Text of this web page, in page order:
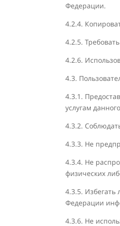
Федерации.
4.2.4.
4.2.5.
4.2.6.
4.3.
4.3.1.
услугам
4.3.2.
4.3.3. Не
4.3.4. Не
физических
4.3.5. Избегать
Федерации
4.3.6. Не